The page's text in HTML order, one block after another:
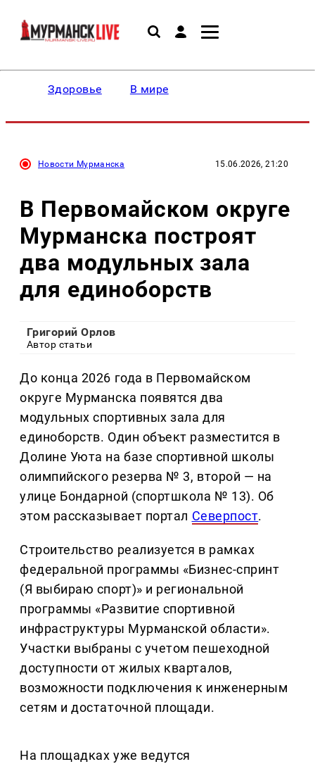
Здоровье В мире
Новости Мурманска 15.06.2026, 21:20
В Первомайском округе
Мурманска построят
два модульных зала
для единоборств
Григорий Орлов
Автор статьи
До конца 2026 года в Первомайском
округе Мурманска появятся два
модульных спортивных зала для
единоборств. Один объект разместится в
Долине Уюта на базе спортивной школы
олимпийского резерва № 3, второй — на
улице Бондарной (спортшкола № 13). Об
этом рассказывает портал Северпост.
Строительство реализуется в рамках
федеральной программы «Бизнес-спринт
(Я выбираю спорт)» и региональной
программы «Развитие спортивной
инфраструктуры Мурманской области».
Участки выбраны с учетом пешеходной
доступности от жилых кварталов,
возможности подключения к инженерным
сетям и достаточной площади.
На площадках уже ведутся